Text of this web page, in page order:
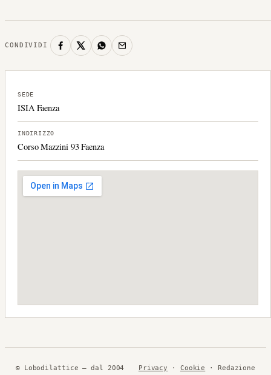
CONDIVIDI
SEDE
ISIA Faenza
INDIRIZZO
Corso Mazzini 93 Faenza
© Lobodilattice — dal 2004 Privacy · Cookie · Redazione